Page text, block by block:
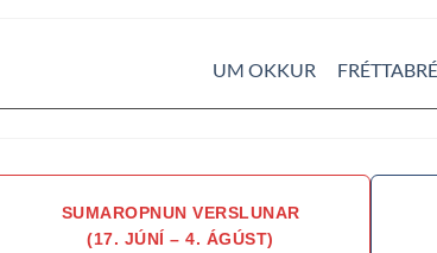
UM OKKUR
SUMAROPNUN VERSLUNAR
(17. JÚNÍ – 4. ÁGÚST)